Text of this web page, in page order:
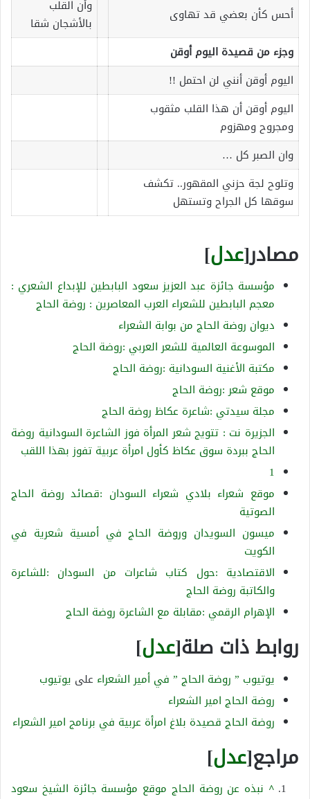
أحس كأن بعضي قد تهاوى
وأن القلب
بالأشجان شقا
وجزء من قصيدة اليوم أوقن
اليوم أوقن أنني لن احتمل !!
اليوم أوقن أن هذا القلب مثقوب
ومجروح ومهزوم
وان الصبر كل …
وتلوح لجة حزني المقهور.. تكشف
سوقها كل الجراح وتستهل
مصادر[عدل]
مؤسسة جائزة عبد العزيز سعود البابطين للإبداع الشعري :
معجم البابطين للشعراء العرب المعاصرين : روضة الحاج
ديوان روضة الحاج من بوابة الشعراء
الموسوعة العالمية للشعر العربي :روضة الحاج
مكتبة الأغنية السودانية :روضة الحاج
موقع شعر :روضة الحاج
مجلة سيدتي :شاعرة عكاظ روضة الحاج
الجزيرة نت : تتويج شعر المرأة فوز الشاعرة السودانية روضة
الحاج ببردة سوق عكاظ كأول امرأة عربية تفوز بهذا اللقب
1
موقع شعراء بلادي شعراء السودان :قصائد روضة الحاج
الصوتية
ميسون السويدان وروضة الحاج في أمسية شعرية في
الكويت
الاقتصادية :حول كتاب شاعرات من السودان :للشاعرة
والكاتبة روضة الحاج
الإهرام الرقمي :مقابلة مع الشاعرة روضة الحاج
روابط ذات صلة[عدل]
يوتيوب ” روضة الحاج ” في أمير الشعراء على يوتيوب
روضة الحاج امير الشعراء
روضة الحاج قصيدة بلاغ امرأة عربية في برنامج امير الشعراء
مراجع[عدل]
^ نبذه عن روضة الحاج موقع مؤسسة جائزة الشيخ سعود